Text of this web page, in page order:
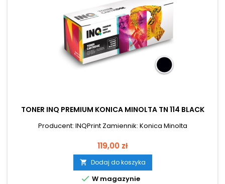
TONER INQ PREMIUM KONICA MINOLTA TN 114 BLACK
Producent: INQPrint Zamiennik: Konica Minolta
Cena
119,00 zł
 Dodaj do koszyka
 W magazynie